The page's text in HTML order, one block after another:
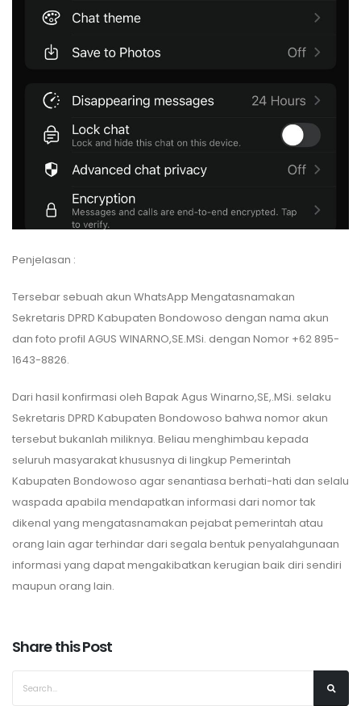
Penjelasan :
Tersebar sebuah akun WhatsApp Mengatasnamakan
Sekretaris DPRD Kabupaten Bondowoso dengan nama akun
dan foto profil AGUS WINARNO,SE.MSi. dengan Nomor +62 895-
1643-8826.
Dari hasil konfirmasi oleh Bapak Agus Winarno,SE,.MSi. selaku
Sekretaris DPRD Kabupaten Bondowoso bahwa nomor akun
tersebut bukanlah miliknya. Beliau menghimbau kepada
seluruh masyarakat khususnya di lingkup Pemerintah
Kabupaten Bondowoso agar senantiasa berhati-hati dan selalu
waspada apabila mendapatkan informasi dari nomor tak
dikenal yang mengatasnamakan pejabat pemerintah atau
orang lain agar terhindar dari segala bentuk penyalahgunaan
informasi yang dapat mengakibatkan kerugian baik diri sendiri
maupun orang lain.
Share this Post